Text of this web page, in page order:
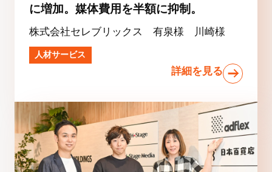
に増加。媒体費用を半額に抑制。
株式会社セレブリックス 有泉様 川崎様
人材サービス
詳細を見る